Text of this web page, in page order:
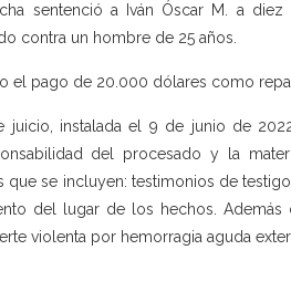
sentenció a Iván Óscar M. a
contra un hombre de 25 años.
el pago de 20.000 dólares como
juicio, instalada el 9 de junio de
del procesado y la
que se incluyen: testimonios de
del lugar de los hechos.
violenta por hemorragia aguda